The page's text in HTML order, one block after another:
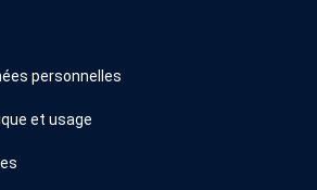
personnelles
et usage